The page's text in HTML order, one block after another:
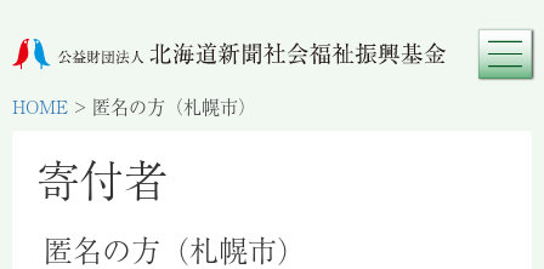
HOME > 匿名の方（札幌市）
寄付者
匿名の方（札幌市）